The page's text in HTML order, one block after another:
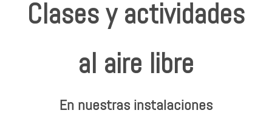
Clases y actividades
al aire libre
En nuestras instalaciones